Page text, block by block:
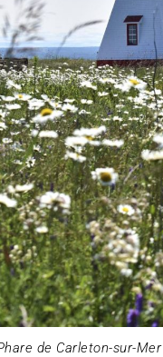
de Carleton-sur-Mer